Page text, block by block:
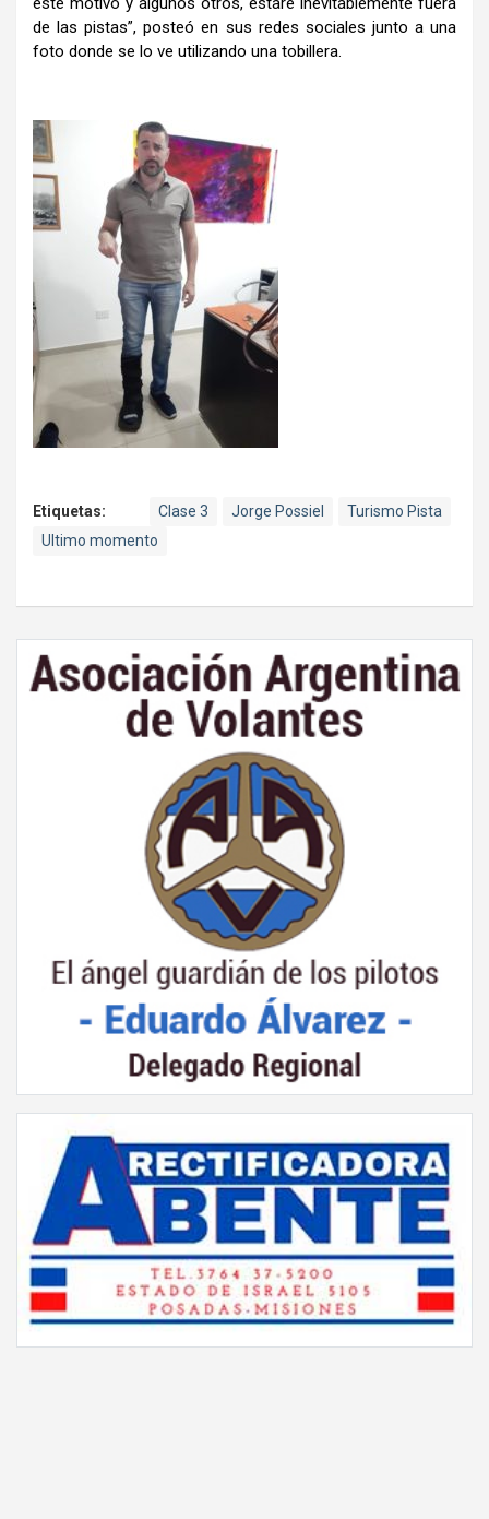
de las pistas”, posteó en sus redes sociales junto a una
foto donde se lo ve utilizando una tobillera.
Etiquetas: Clase 3 Jorge Possiel
Turismo Pista
Ultimo momento